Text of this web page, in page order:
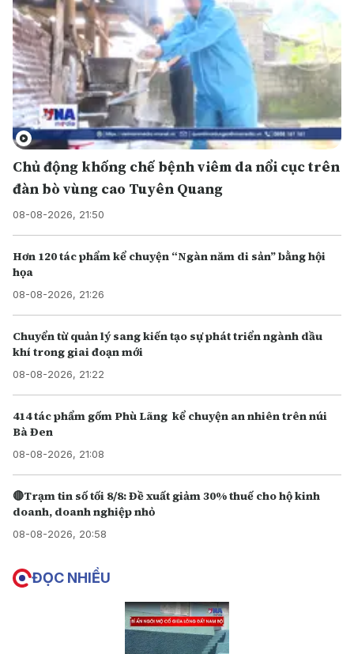
Chủ động khống chế bệnh viêm da nổi cục trên
đàn bò vùng cao Tuyên Quang
08-08-2026, 21:50
Hơn 120 tác phẩm kể chuyện “Ngàn năm di sản” bằng hội
họa
08-08-2026, 21:26
Chuyển từ quản lý sang kiến tạo sự phát triển ngành dầu
khí trong giai đoạn mới
08-08-2026, 21:22
414 tác phẩm gốm Phù Lãng kể chuyện an nhiên trên núi
Bà Đen
08-08-2026, 21:08
🔴Trạm tin số tối 8/8: Đề xuất giảm 30% thuế cho hộ kinh
doanh, doanh nghiệp nhỏ
08-08-2026, 20:58
ĐỌC NHIỀU